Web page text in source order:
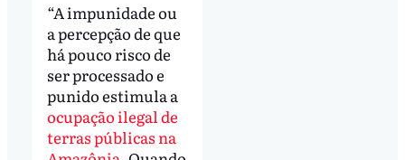
“A impunidade ou
a percepção de que
há pouco risco de
ser processado e
punido estimula a
ocupação ilegal de
terras públicas na